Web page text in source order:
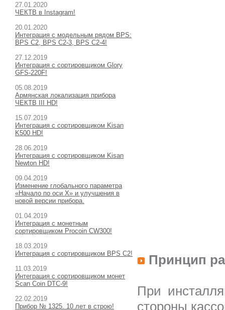
27.01.2020
ЧЕКТВ в Instagram!
20.01.2020
Интеграция с модельным рядом BPS:
BPS C2, BPS C2-3, BPS C2-4!
27.12.2019
Интеграция с сортировщиком Glory
GFS-220F!
05.08.2019
Армянская локализация прибора
ЧЕКТВ III HD!
15.07.2019
Интеграция с сортировщиком Kisan
K500 HD!
28.06.2019
Интеграция с сортировщиком Kisan
Newton HD!
09.04.2019
Изменение глобального параметра
«Начало по оси X» и улучшения в
новой версии прибора.
01.04.2019
Интеграция с монетным
сортировщиком Procoin CW300!
18.03.2019
Интеграция с сортировщиком BPS C2!
11.03.2019
Интеграция с сортировщиком монет
Scan Coin DTC-9!
22.02.2019
Прибор № 1325. 10 лет в строю!
Принцип
При
стороны